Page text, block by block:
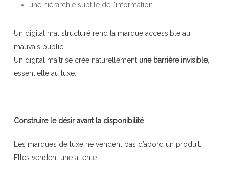
une hiérarchie subtile de l’information.
Un digital mal structuré rend la marque accessible au
mauvais public.
Un digital maîtrisé crée naturellement une barrière invisible,
essentielle au luxe.
Construire le désir avant la disponibilité
Les marques de luxe ne vendent pas d’abord un produit.
Elles vendent une attente.